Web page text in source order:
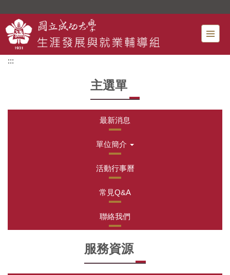
主
要
內
:::
主選單
最新消息
單位簡介
活動行事曆
常見Q&A
聯絡我們
服務資源